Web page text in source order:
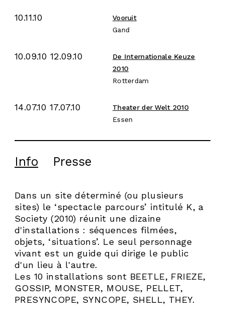
10.11.10
Vooruit
Gand
10.09.10 12.09.10
De Internationale Keuze
2010
Rotterdam
14.07.10 17.07.10
Theater der Welt 2010
Essen
Info Presse
Dans un site déterminé (ou plusieurs
sites) le ‘spectacle parcours’ intitulé K, a
Society (2010) réunit une dizaine
d'installations : séquences filmées,
objets, ‘situations’. Le seul personnage
vivant est un guide qui dirige le public
d'un lieu à l'autre.
Les 10 installations sont BEETLE, FRIEZE,
GOSSIP, MONSTER, MOUSE, PELLET,
PRESYNCOPE, SYNCOPE, SHELL, THEY.